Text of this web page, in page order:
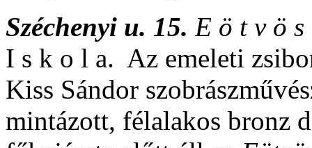
Széchenyi u. 15. E ö t v ö
I s k o l a. Az emeleti
Kiss Sándor
mintázott, félalakos bronz